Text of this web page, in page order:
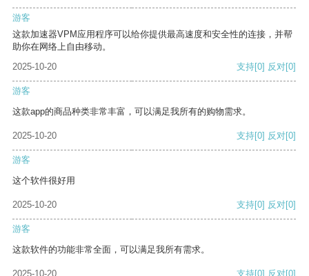
游客
这款加速器VPM应用程序可以给你提供最高速度和安全性的连接，并帮
助你在网络上自由移动。
2025-10-20
支持[0] 反对[0]
游客
这款app的商品种类非常丰富，可以满足我所有的购物需求。
2025-10-20 支持[0] 反对[0]
游客
这个软件很好用
2025-10-20 支持[0] 反对[0]
游客
这款软件的功能非常全面，可以满足我所有需求。
2025-10-20 支持[0] 反对[0]